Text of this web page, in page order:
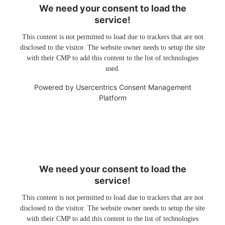
We need your consent to load the
service!
This content is not permitted to load due to trackers that are not
disclosed to the visitor. The website owner needs to setup the site
with their CMP to add this content to the list of technologies
used.
Powered by Usercentrics Consent Management
Platform
We need your consent to load the
service!
This content is not permitted to load due to trackers that are not
disclosed to the visitor. The website owner needs to setup the site
with their CMP to add this content to the list of technologies